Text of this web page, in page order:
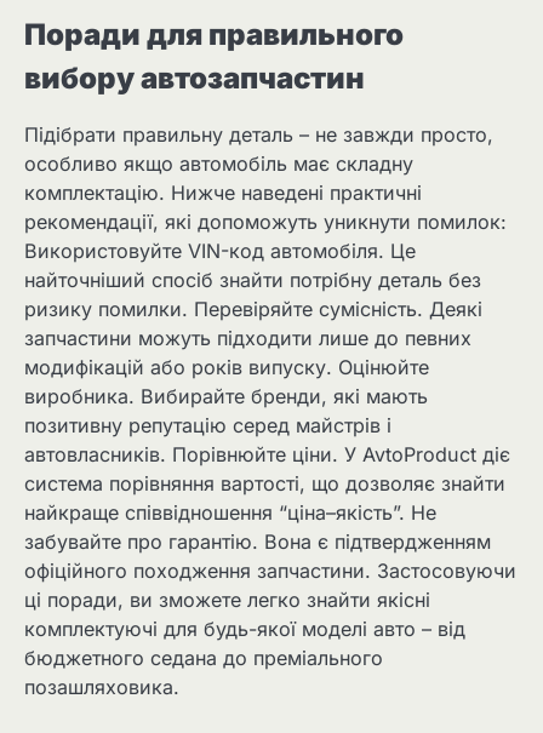
Поради для правильного
вибору автозапчастин
Підібрати правильну деталь – не завжди просто,
особливо якщо автомобіль має складну
комплектацію. Нижче наведені практичні
рекомендації, які допоможуть уникнути помилок:
Використовуйте VIN-код автомобіля. Це
найточніший спосіб знайти потрібну деталь без
ризику помилки. Перевіряйте сумісність. Деякі
запчастини можуть підходити лише до певних
модифікацій або років випуску. Оцінюйте
виробника. Вибирайте бренди, які мають
позитивну репутацію серед майстрів і
автовласників. Порівнюйте ціни. У AvtoProduct діє
система порівняння вартості, що дозволяє знайти
найкраще співвідношення “ціна–якість”. Не
забувайте про гарантію. Вона є підтвердженням
офіційного походження запчастини. Застосовуючи
ці поради, ви зможете легко знайти якісні
комплектуючі для будь-якої моделі авто – від
бюджетного седана до преміального
позашляховика.